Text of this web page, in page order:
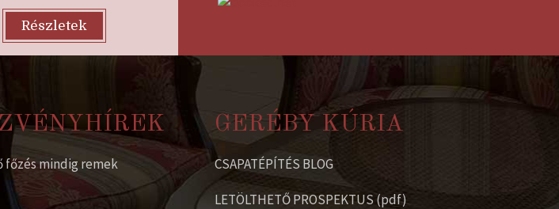
Részletek
főzés mindig remek
GERÉBY KÚRIA
CSAPATÉPÍTÉS BLOG
LETÖLTHETŐ PROSPEKTUS (pdf)